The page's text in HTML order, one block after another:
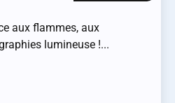
aux flammes, aux
lumineuse !...